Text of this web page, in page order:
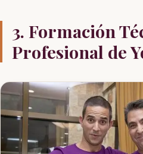
3. Formación
Profesional de